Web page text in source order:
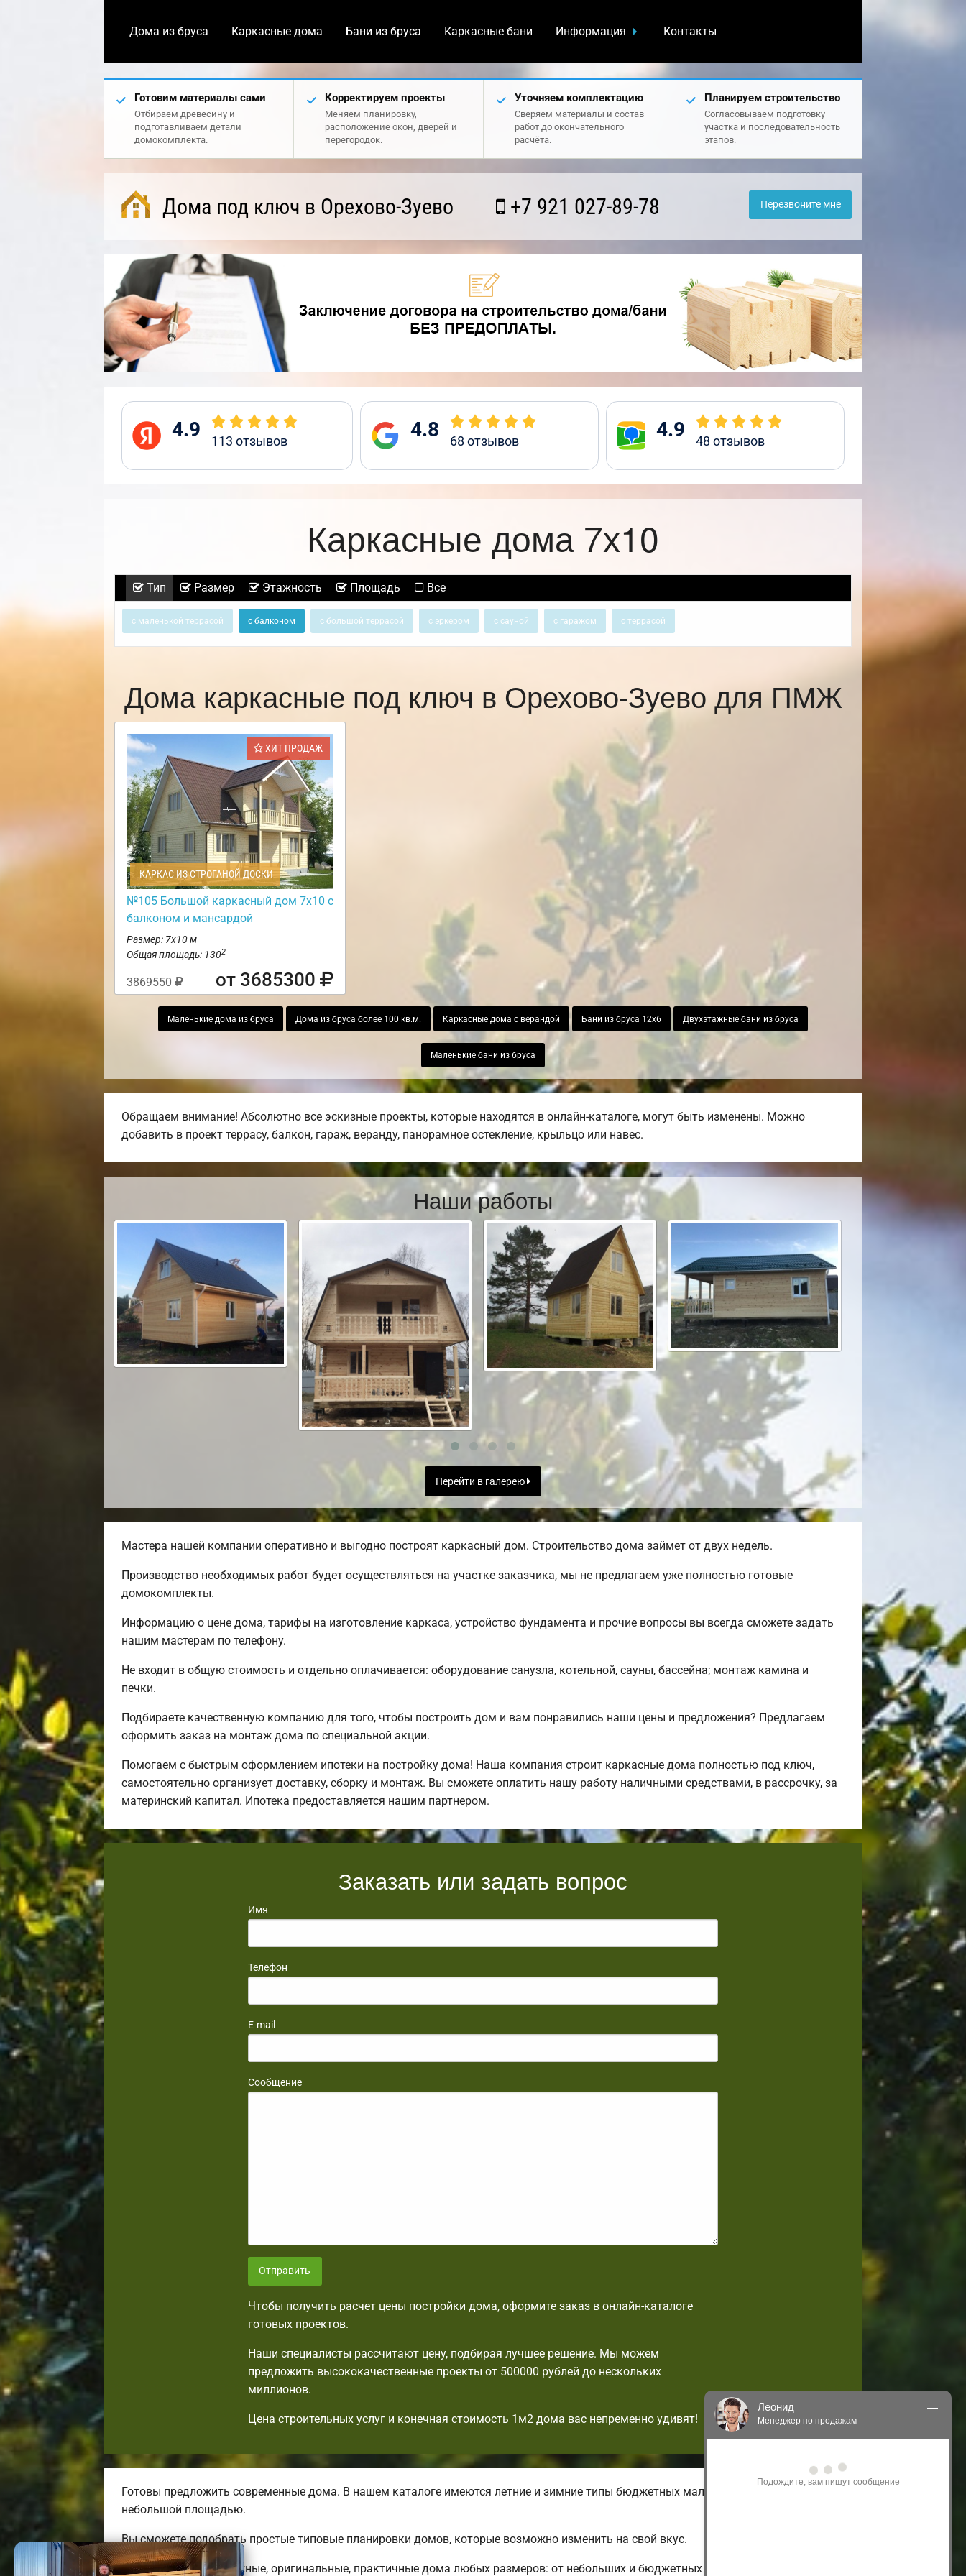
Дома из бруса Каркасные дома Бани из бруса Каркасные бани Информация Контакты
Готовим материалы сами
Отбираем древесину и
подготавливаем детали
домокомплекта.
Корректируем проекты
Меняем планировку,
расположение окон, дверей и
перегородок.
Уточняем комплектацию
Сверяем материалы и состав
работ до окончательного
расчёта.
Планируем строительство
Согласовываем подготовку
участка и последовательность
этапов.
Дома под ключ в Орехово-Зуево +7 921 027-89-78 Перезвоните мне
4.9 113 отзывов 4.8 68 отзывов 4.9 48 отзывов
Каркасные дома 7х10
Тип Размер Этажность Площадь Все
с маленькой террасой с балконом с большой террасой с эркером с сауной с гаражом с террасой
Дома каркасные под ключ в Орехово-Зуево для ПМЖ
ХИТ ПРОДАЖ
КАРКАС ИЗ СТРОГАНОЙ ДОСКИ
№105 Большой каркасный дом 7х10 с
балконом и мансардой
Размер: 7х10 м
Общая площадь: 1302
3869550 от 3685300
Маленькие дома из бруса Дома из бруса более 100 кв.м. Каркасные дома с верандой Бани из бруса 12х6 Двухэтажные бани из бруса
Маленькие бани из бруса
Обращаем внимание! Абсолютно все эскизные проекты, которые находятся в онлайн-каталоге, могут быть изменены. Можно
добавить в проект террасу, балкон, гараж, веранду, панорамное остекление, крыльцо или навес.
Наши работы
Перейти в галерею
Мастера нашей компании оперативно и выгодно построят каркасный дом. Строительство дома займет от двух недель.
Производство необходимых работ будет осуществляться на участке заказчика, мы не предлагаем уже полностью готовые
домокомплекты.
Информацию о цене дома, тарифы на изготовление каркаса, устройство фундамента и прочие вопросы вы всегда сможете задать
нашим мастерам по телефону.
Не входит в общую стоимость и отдельно оплачивается: оборудование санузла, котельной, сауны, бассейна; монтаж камина и
печки.
Подбираете качественную компанию для того, чтобы построить дом и вам понравились наши цены и предложения? Предлагаем
оформить заказ на монтаж дома по специальной акции.
Помогаем с быстрым оформлением ипотеки на постройку дома! Наша компания строит каркасные дома полностью под ключ,
самостоятельно организует доставку, сборку и монтаж. Вы сможете оплатить нашу работу наличными средствами, в рассрочку, за
материнский капитал. Ипотека предоставляется нашим партнером.
Заказать или задать вопрос
Имя
Телефон
E-mail
Сообщение
Отправить
Чтобы получить расчет цены постройки дома, оформите заказ в онлайн-каталоге
готовых проектов.
Наши специалисты рассчитают цену, подбирая лучшее решение. Мы можем
предложить высококачественные проекты от 500000 рублей до нескольких
миллионов.
Цена строительных услуг и конечная стоимость 1м2 дома вас непременно удивят!
Готовы предложить современные дома. В нашем каталоге имеются летние и зимние типы бюджетных малогабаритных домов с
небольшой площадью.
Вы сможете подобрать простые типовые планировки домов, которые возможно изменить на свой вкус.
Мы предлагаем надежные, оригинальные, практичные дома любых размеров: от небольших и бюджетных до огромных
Леонид
Менеджер по продажам
проконсультировать Вас по нашим
акциям и проектам.